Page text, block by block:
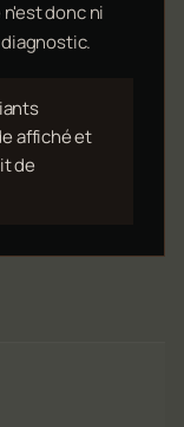
donc ni
affiché et
de